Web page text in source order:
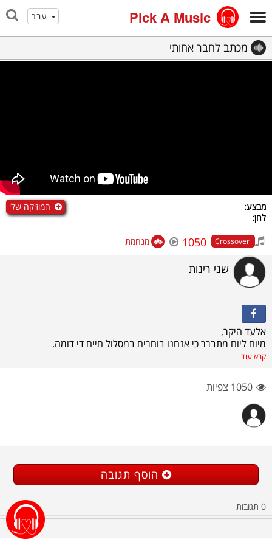
עבר Pick A Music
מכתב לחבר אחותי
מבצע:
לחן:
המוזיקה שלי
Crossover
1050 מנחמת
שני רינות
אלעד היקר,
מיום ליום מתברר כי אנחנו בוחרים במסלול חיים די דומה.
השנת שירות, הקבע הממושך וניראה שגם בתחום האקדמאי.
מנת לספק לי תשובות לכל שאלותיי.
מעריכה את העזרה, הזמן, המחשבה וההקשבה.
מאחלת לך הרבה בהצלחה בהמשך בכל בחירותייך וכמובן יציבות
בדרך לשעון המעורר.
קרא עוד
1050 צפיות
הוסף תגובה
0 תגובות